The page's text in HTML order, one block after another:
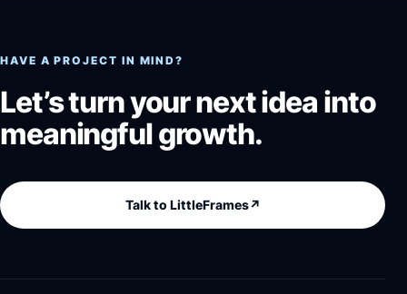
HAVE A PROJECT IN MIND?
Let’s turn your next idea into
meaningful growth.
Talk to LittleFrames↗